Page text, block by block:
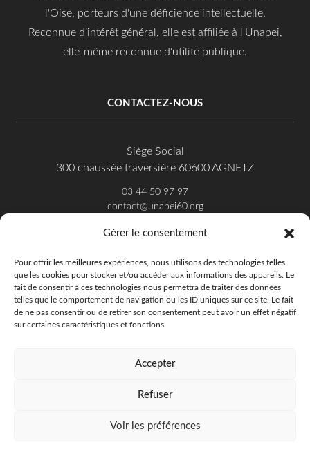
Gérer le consentement
Pour offrir les meilleures expériences, nous utilisons des technologies telles
que les cookies pour stocker et/ou accéder aux informations des appareils. Le
fait de consentir à ces technologies nous permettra de traiter des données
telles que le comportement de navigation ou les ID uniques sur ce site. Le fait
de ne pas consentir ou de retirer son consentement peut avoir un effet négatif
sur certaines caractéristiques et fonctions.
Accepter
Refuser
Voir les préférences
l'Oise, porteurs d'une déficience intellectuelle.
Reconnue d’intérêt général, elle est affiliée à l'Unapei,
elle-même reconnue d'utilité publique.
CONTACTEZ-NOUS
Siège Social
300 chaussée traversière 60600 AGNETZ
03 44 50 97 97
contact@unapei60.org
Unapei de l'Oise - 2018
Offres d'emploi